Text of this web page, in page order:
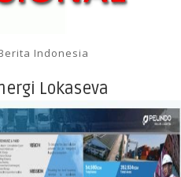
Indonesia
Lokaseva